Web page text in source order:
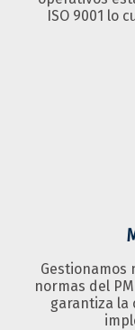
ISO 9001 lo
Gestionamos
normas del
garantiza la